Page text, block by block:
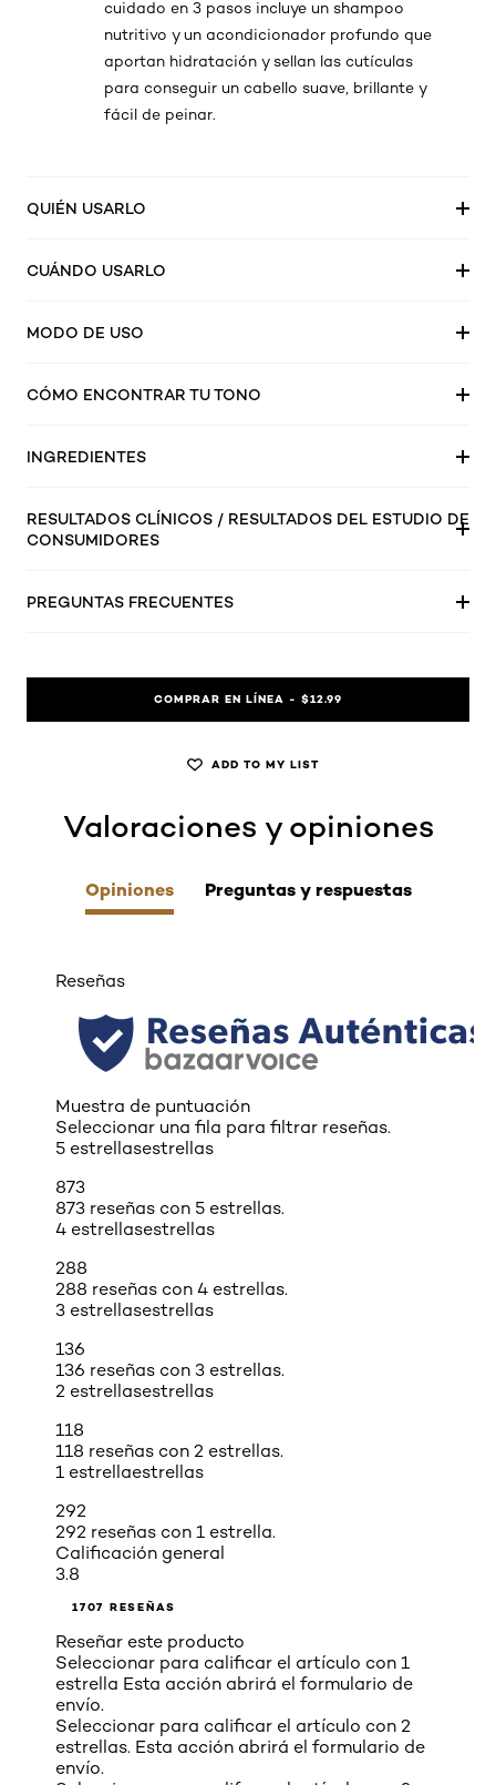
cuidado en 3 pasos incluye un shampoo
nutritivo y un acondicionador profundo que
aportan hidratación y sellan las cutículas
para conseguir un cabello suave, brillante y
fácil de peinar.
QUIÉN USARLO
CUÁNDO USARLO
MODO DE USO
CÓMO ENCONTRAR TU TONO
INGREDIENTES
RESULTADOS CLÍNICOS / RESULTADOS DEL ESTUDIO DE
CONSUMIDORES
PREGUNTAS FRECUENTES
COMPRAR EN LÍNEA - $12.99
ADD TO MY LIST
skip tab component
Valoraciones y opiniones
Opiniones Preguntas y respuestas
Reseñas
Muestra de puntuación
Seleccionar una fila para filtrar reseñas.
5 estrellasestrellas
873
873 reseñas con 5 estrellas.
4 estrellasestrellas
288
288 reseñas con 4 estrellas.
3 estrellasestrellas
136
136 reseñas con 3 estrellas.
2 estrellasestrellas
118
118 reseñas con 2 estrellas.
1 estrellaestrellas
292
292 reseñas con 1 estrella.
Calificación general
3.8
1707 RESEÑAS
Reseñar este producto
Seleccionar para calificar el artículo con 1
estrella Esta acción abrirá el formulario de
envío.
Seleccionar para calificar el artículo con 2
estrellas. Esta acción abrirá el formulario de
envío.